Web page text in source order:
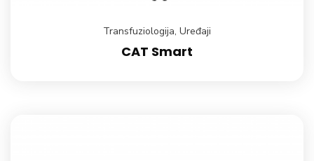
Transfuziologija, Uređaji
CAT Smart